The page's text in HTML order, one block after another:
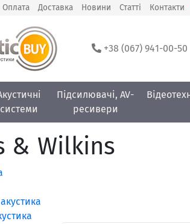
Оплата Доставка Новини Статті Контакти
+38 (067) 941-00-50
системи
Підсилювачі, AV-
ресивери
& Wilkins